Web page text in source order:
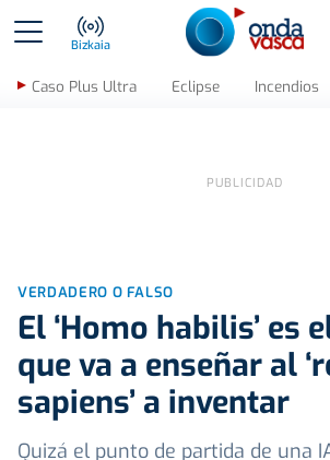
Bizkaia
Caso Plus Ultra Eclipse Incendios
VERDADERO O FALSO
El ‘Homo habilis’ es
que va a enseñar al
sapiens’ a inventar
Quizá el punto de partida de una